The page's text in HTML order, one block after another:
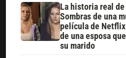
La historia real
Sombras de una
película de
de una esposa
su marido